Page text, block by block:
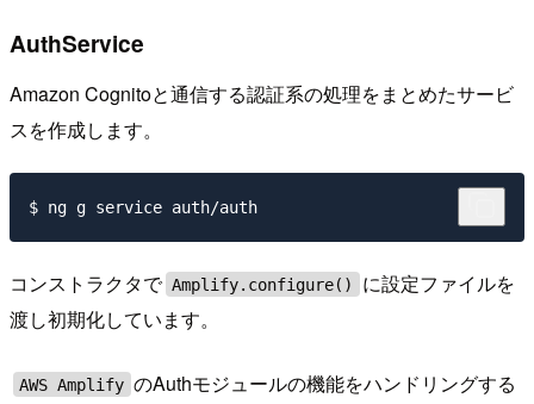
AuthService
Amazon Cognitoと通信する認証系の処理をまとめたサービ
スを作成します。
コンストラクタで Amplify.configure()
に設定ファイルを
渡し初期化しています。
AWS Amplify のAuthモジュールの機能をハンドリングする